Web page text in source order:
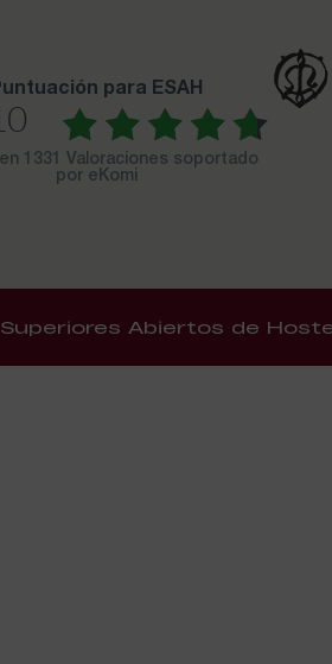
puntuación para ESAH
1331 Valoraciones soportado
por eKomi
Abiertos de